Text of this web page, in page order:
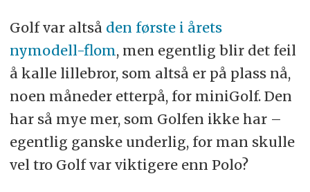
Golf var altså den første i årets
nymodell-flom, men egentlig blir det feil
å kalle lillebror, som altså er på plass nå,
noen måneder etterpå, for miniGolf. Den
har så mye mer, som Golfen ikke har –
egentlig ganske underlig, for man skulle
vel tro Golf var viktigere enn Polo?